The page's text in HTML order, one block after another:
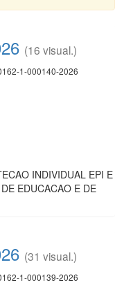
(16 visual.)
1-000140-2026
INDIVIDUAL EPI E
EDUCACAO E DE
(31 visual.)
1-000139-2026